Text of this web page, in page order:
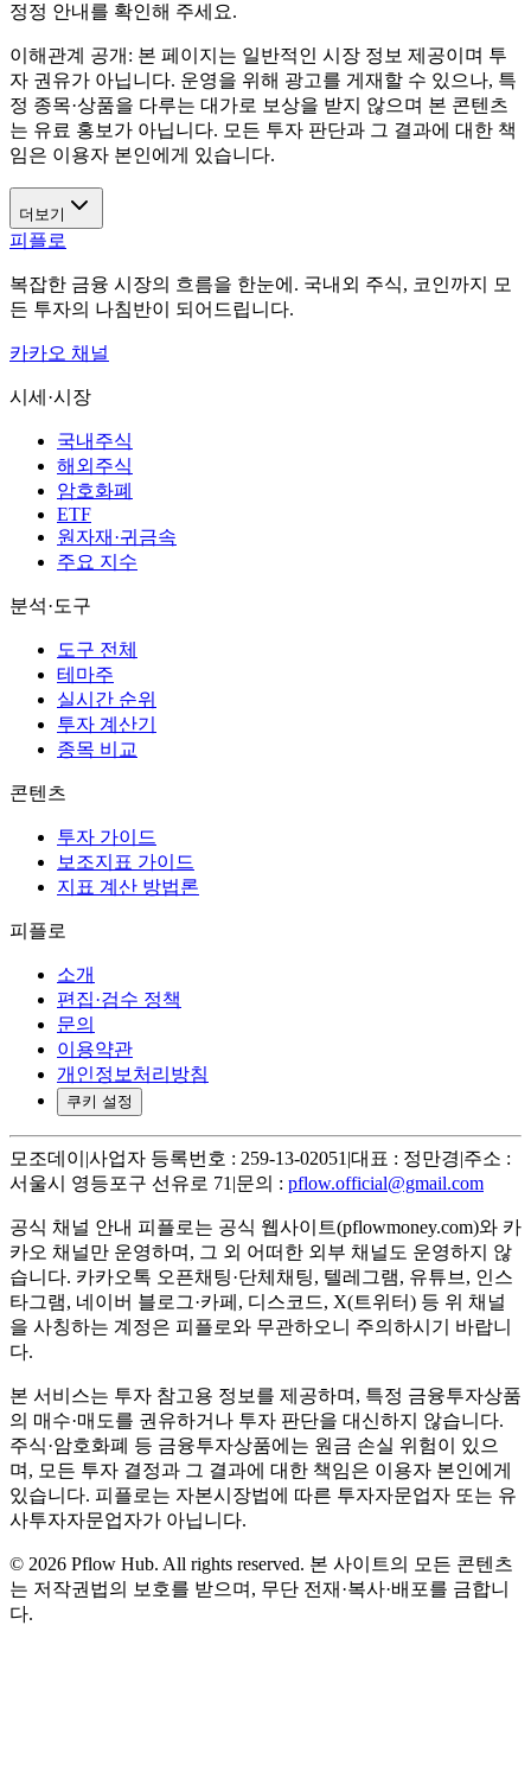
정정 안내를 확인해 주세요.
이해관계 공개: 본 페이지는 일반적인 시장 정보 제공이며 투
자 권유가 아닙니다. 운영을 위해 광고를 게재할 수 있으나, 특
정 종목·상품을 다루는 대가로 보상을 받지 않으며 본 콘텐츠
는 유료 홍보가 아닙니다. 모든 투자 판단과 그 결과에 대한 책
임은 이용자 본인에게 있습니다.
더보기
피플로
복잡한 금융 시장의 흐름을 한눈에. 국내외 주식, 코인까지 모
든 투자의 나침반이 되어드립니다.
카카오 채널
시세·시장
국내주식
해외주식
암호화폐
ETF
원자재·귀금속
주요 지수
분석·도구
도구 전체
테마주
실시간 순위
투자 계산기
종목 비교
콘텐츠
투자 가이드
보조지표 가이드
지표 계산 방법론
피플로
소개
편집·검수 정책
문의
이용약관
개인정보처리방침
쿠키 설정
모조데이 |사업자 등록번호 : 259-13-02051 |대표 : 정만경|주소 :
서울시 영등포구 선유로 71 |문의 : pflow.official@gmail.com
공식 채널 안내 피플로는 공식 웹사이트(pflowmoney.com)와 카
카오 채널만 운영하며, 그 외 어떠한 외부 채널도 운영하지 않
습니다. 카카오톡 오픈채팅·단체채팅, 텔레그램, 유튜브, 인스
타그램, 네이버 블로그·카페, 디스코드, X(트위터) 등 위 채널
을 사칭하는 계정은 피플로와 무관하오니 주의하시기 바랍니
다.
본 서비스는 투자 참고용 정보를 제공하며, 특정 금융투자상품
의 매수·매도를 권유하거나 투자 판단을 대신하지 않습니다.
주식·암호화폐 등 금융투자상품에는 원금 손실 위험이 있으
며, 모든 투자 결정과 그 결과에 대한 책임은 이용자 본인에게
있습니다. 피플로는 자본시장법에 따른 투자자문업자 또는 유
사투자자문업자가 아닙니다.
© 2026 Pflow Hub. All rights reserved. 본 사이트의 모든 콘텐츠
는 저작권법의 보호를 받으며, 무단 전재·복사·배포를 금합니
다.